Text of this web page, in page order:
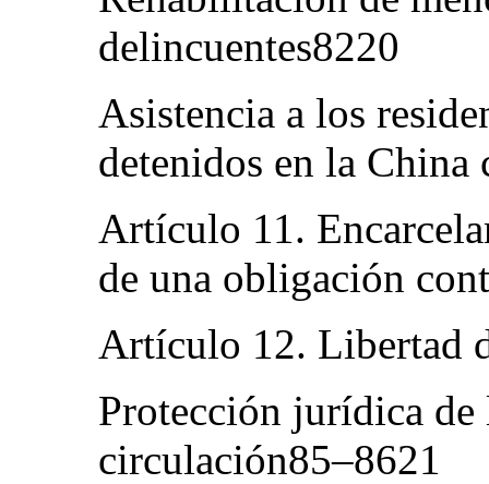
delincuentes8220
Asistencia a los
detenidos en la
Artículo 11.
de una obligación
Artículo 12. Libertad
Protección jurídica de
circulación85–8621